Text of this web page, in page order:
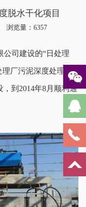
脱水干化项目
浏览量：6357
司建设的“日处理
理厂污泥深度处理项
到2014年8月顺利通